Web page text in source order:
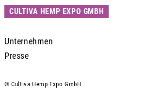
CULTIVA HEMP EXPO GMBH
Unternehmen
Presse
© Cultiva Hemp Expo GmbH